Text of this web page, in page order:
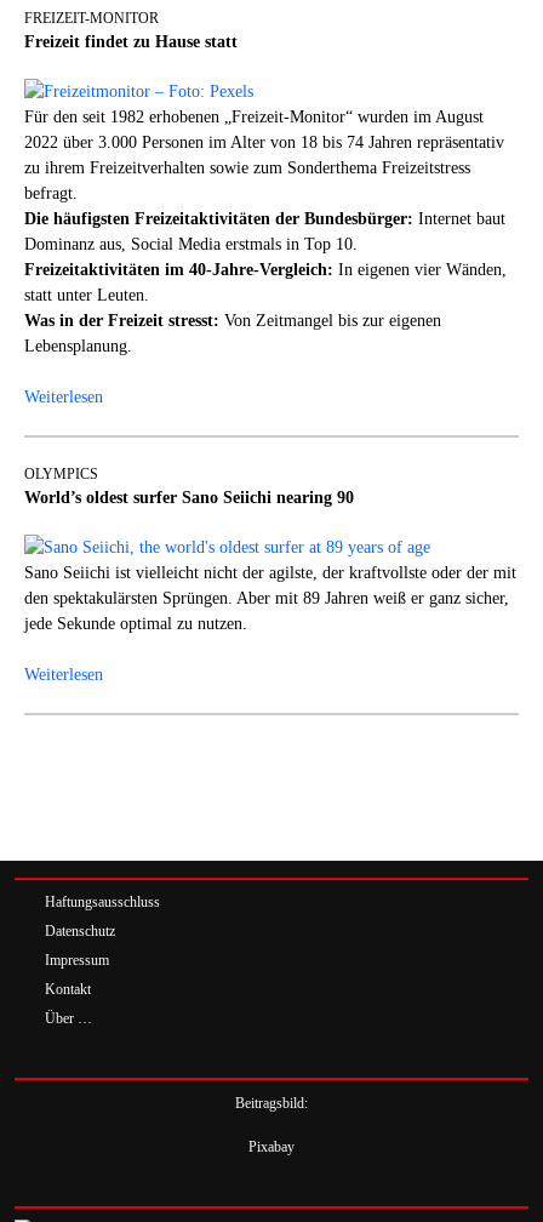
FREIZEIT-MONITOR
Freizeit findet zu Hause statt
Für den seit 1982 erhobenen „Freizeit-Monitor“ wurden im August
2022 über 3.000 Personen im Alter von 18 bis 74 Jahren repräsentativ
zu ihrem Freizeitverhalten sowie zum Sonderthema Freizeitstress
befragt.
Die häufigsten Freizeitaktivitäten der Bundesbürger: Internet baut
Dominanz aus, Social Media erstmals in Top 10.
Freizeitaktivitäten im 40-Jahre-Vergleich: In eigenen vier Wänden,
statt unter Leuten.
Was in der Freizeit stresst: Von Zeitmangel bis zur eigenen
Lebensplanung.
Weiterlesen
OLYMPICS
World’s oldest surfer Sano Seiichi nearing 90
Sano Seiichi ist vielleicht nicht der agilste, der kraftvollste oder der mit
den spektakulärsten Sprüngen. Aber mit 89 Jahren weiß er ganz sicher,
jede Sekunde optimal zu nutzen.
Weiterlesen
Haftungsausschluss
Datenschutz
Impressum
Kontakt
Über …
Beitragsbild:
Pixabay